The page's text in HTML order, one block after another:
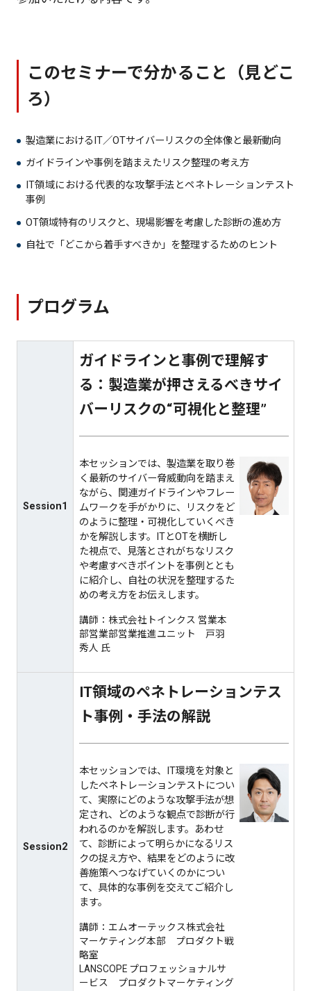
このセミナーで分かること（見どこ
ろ）
製造業におけるIT／OTサイバーリスクの全体像と最新動向
ガイドラインや事例を踏まえたリスク整理の考え方
IT領域における代表的な攻撃手法とペネトレーションテスト
事例
OT領域特有のリスクと、現場影響を考慮した診断の進め方
自社で「どこから着手すべきか」を整理するためのヒント
プログラム
Session1
ガイドラインと事例で理解す
る：製造業が押さえるべきサイ
バーリスクの“可視化と整理”​
本セッションでは、製造業を取り巻
く最新のサイバー脅威動向を踏まえ
ながら、関連ガイドラインやフレー
ムワークを手がかりに、リスクをど
のように整理・可視化していくべき
かを解説します。ITとOTを横断し
た視点で、見落とされがちなリスク
や考慮すべきポイントを事例ととも
に紹介し、自社の状況を整理するた
めの考え方をお伝えします。
講師：株式会社トインクス 営業本
部営業部営業推進ユニット 戸羽
秀人 氏
Session2
IT領域のペネトレーションテス
ト事例・⼿法の解説
本セッションでは、IT環境を対象と
したペネトレーションテストについ
て、実際にどのような攻撃手法が想
定され、どのような観点で診断が行
われるのかを解説します。あわせ
て、診断によって明らかになるリス
クの捉え方や、結果をどのように改
善施策へつなげていくのかについ
て、具体的な事例を交えてご紹介し
ます。
講師：エムオーテックス株式会社
マーケティング本部 プロダクト戦
略室
LANSCOPE プロフェッショナルサ
ービス プロダクトマーケティング